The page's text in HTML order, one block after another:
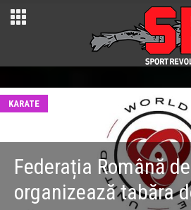
KARATE
Federația Română
organizează tabăra